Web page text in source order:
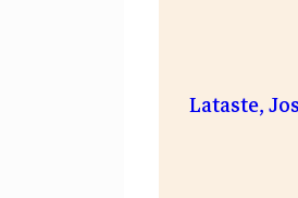
Lataste,